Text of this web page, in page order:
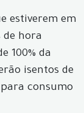
estiverem em
de hora
100% da
isentos de
consumo